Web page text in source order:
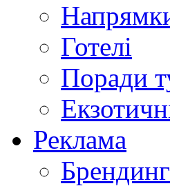
Готелі
Поради
Реклама
Брендинг